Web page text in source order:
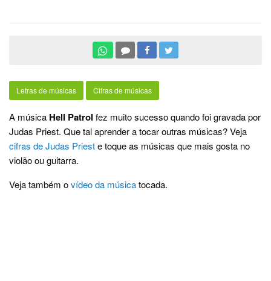
Letras de músicas Cifras de músicas
A música Hell Patrol fez muito sucesso quando foi gravada por
Judas Priest. Que tal aprender a tocar outras músicas? Veja
cifras de Judas Prieste toque as músicas que mais gosta no
violão ou guitarra.
Veja também ovídeo da músicatocada.